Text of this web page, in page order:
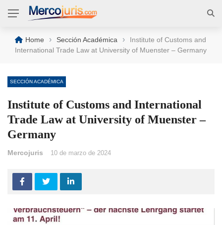
Home › Sección Académica ›
Institute of Customs and
International Trade Law at University of Muenster – Germany
SECCIÓN ACADÉMICA
Institute of Customs and International
Trade Law at University of Muenster –
Germany
Mercojuris 10 de marzo de 2024